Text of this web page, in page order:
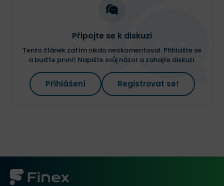
Připojte se k diskuzi
Tento článek zatím nikdo neokomentoval. Přihlašte se
a buďte první! Napište svůj názor a zahajte diskuzi.
Přihlášení Registrovat se!